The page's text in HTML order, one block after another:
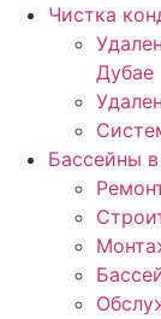
Чистка
Дубае
Бассейны